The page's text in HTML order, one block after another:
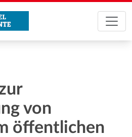
von
öffentlichen